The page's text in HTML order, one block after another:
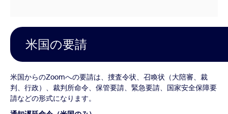
米国の要請
米国からのZoomへの要請は、捜査令状、召喚状（大陪審、裁
判、行政）、裁判所命令、保管要請、緊急要請、国家安全保障要
請などの形式になります。